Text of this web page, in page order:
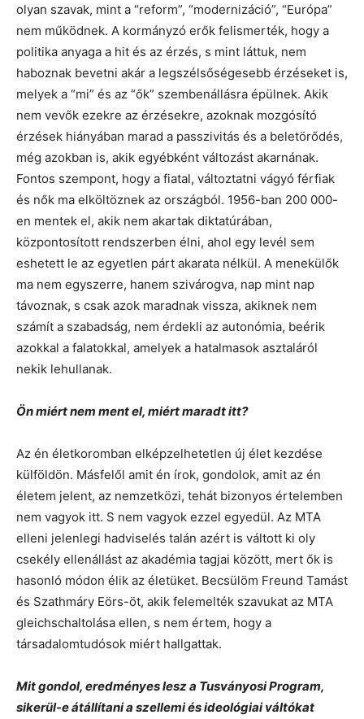
olyan szavak, mint a “reform”, “modernizáció”, “Európa”
nem működnek. A kormányzó erők felismerték, hogy a
politika anyaga a hit és az érzés, s mint láttuk, nem
haboznak bevetni akár a legszélsőségesebb érzéseket is,
melyek a “mi” és az “ők” szembenállásra épülnek. Akik
nem vevők ezekre az érzésekre, azoknak mozgósító
érzések hiányában marad a passzivitás és a beletörődés,
még azokban is, akik egyébként változást akarnának.
Fontos szempont, hogy a fiatal, változtatni vágyó férfiak
és nők ma elköltöznek az országból. 1956-ban 200 000-
en mentek el, akik nem akartak diktatúrában,
központosított rendszerben élni, ahol egy levél sem
eshetett le az egyetlen párt akarata nélkül. A menekülők
ma nem egyszerre, hanem szivárogva, nap mint nap
távoznak, s csak azok maradnak vissza, akiknek nem
számít a szabadság, nem érdekli az autonómia, beérik
azokkal a falatokkal, amelyek a hatalmasok asztaláról
nekik lehullanak.
Ön miért nem ment el, miért maradt itt?
Az én életkoromban elképzelhetetlen új élet kezdése
külföldön. Másfelől amit én írok, gondolok, amit az én
életem jelent, az nemzetközi, tehát bizonyos értelemben
nem vagyok itt. S nem vagyok ezzel egyedül. Az MTA
elleni jelenlegi hadviselés talán azért is váltott ki oly
csekély ellenállást az akadémia tagjai között, mert ők is
hasonló módon élik az életüket. Becsülöm Freund Tamást
és Szathmáry Eörs-öt, akik felemelték szavukat az MTA
gleichschaltolása ellen, s nem értem, hogy a
társadalomtudósok miért hallgattak.
Mit gondol, eredményes lesz a Tusványosi Program,
sikerül-e átállítani a szellemi és ideológiai váltókat